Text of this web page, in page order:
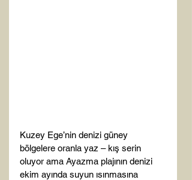
Kuzey Ege’nin denizi güney
bölgelere oranla yaz – kış serin
oluyor ama Ayazma plajının denizi
ekim ayında suyun ısınmasına